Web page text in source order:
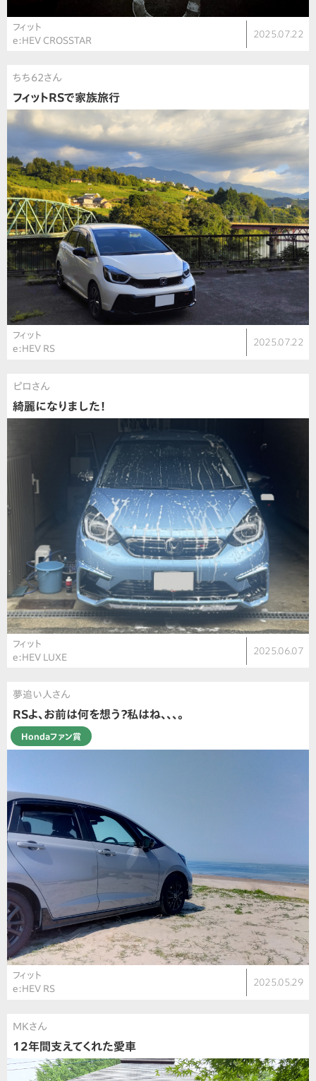
フィット
e:HEV CROSSTAR
2025.07.22
ちち62さん
フィットRSで家族旅行
フィット
e:HEV RS
2025.07.22
ピロさん
綺麗になりました！
フィット
e:HEV LUXE
2025.06.07
夢追い人さん
RSよ、お前は何を想う？私はね、、、。
Hondaファン賞
フィット
e:HEV RS
2025.05.29
MKさん
12年間支えてくれた愛車